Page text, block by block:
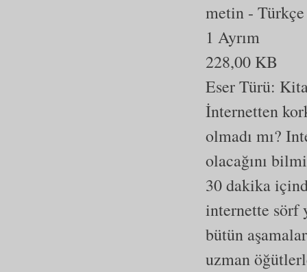
metin - Türkçe
1 Ayrım
228,00 KB
Eser Türü:
İnternetten
olmadı mı?
olacağını
30 dakika
internette sörf
bütün
uzman